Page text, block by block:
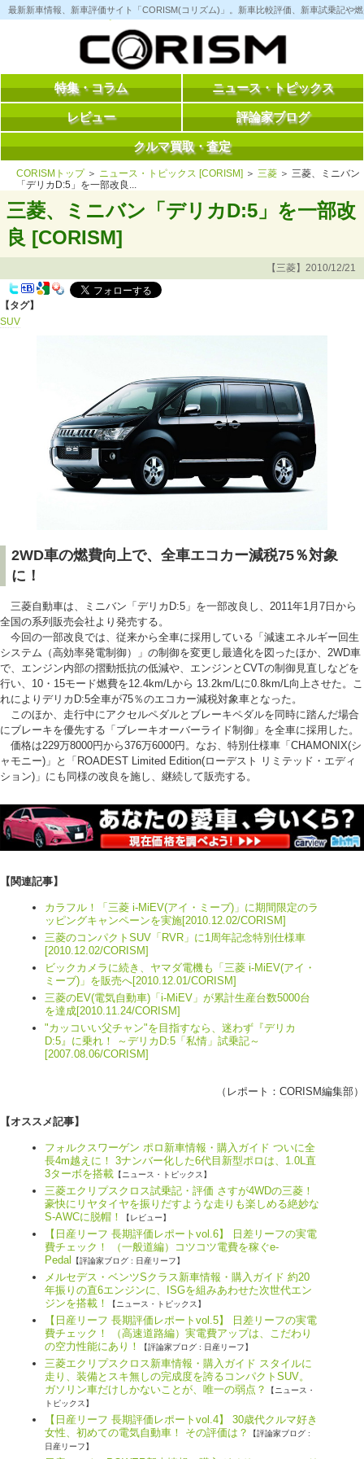
コ
ン
へ
最新新車情報、新車評価サイト「CORISM(コリズム)」。新車比較評価、新車試乗記や
特集・コラム ニュース・トピックス
レビュー 評論家ブログ
クルマ買取・査定
CORISMトップ＞ ニュース・トピックス [CORISM] ＞ 三菱 ＞ 三菱、ミニバン
「デリカD:5」を一部改良...
三菱、ミニバン「デリカD:5」を一部改
良 [CORISM]
【三菱】2010/12/21
【タグ】
SUV
2WD車の燃費向上で、全車エコカー減税75％対象
に！
三菱自動車は、ミニバン「デリカD:5」を一部改良し、2011年1月7日から
全国の系列販売会社より発売する。
今回の一部改良では、従来から全車に採用している「減速エネルギー回生
システム（高効率発電制御）」の制御を変更し最適化を図ったほか、2WD車
で、エンジン内部の摺動抵抗の低減や、エンジンとCVTの制御見直しなどを
行い、10・15モード燃費を12.4km/Lから 13.2km/Lに0.8km/L向上させた。こ
れによりデリカD:5全車が75％のエコカー減税対象車となった。
このほか、走行中にアクセルペダルとブレーキペダルを同時に踏んだ場合
にブレーキを優先する「ブレーキオーバーライド制御」を全車に採用した。
価格は229万8000円から376万6000円。なお、特別仕様車「CHAMONIX(シ
ャモニー)」と「ROADEST Limited Edition(ローデスト リミテッド・エディ
ション)」にも同様の改良を施し、継続して販売する。
【関連記事】
カラフル！「三菱 i-MiEV(アイ・ミーブ)」に期間限定のラ
ッピングキャンペーンを実施[2010.12.02/CORISM]
三菱のコンパクトSUV「RVR」に1周年記念特別仕様車
[2010.12.02/CORISM]
ビックカメラに続き、ヤマダ電機も「三菱 i-MiEV(アイ・
ミーブ)」を販売へ[2010.12.01/CORISM]
三菱のEV(電気自動車)「i-MiEV」が累計生産台数5000台
を達成[2010.11.24/CORISM]
"カッコいい父チャン"を目指すなら、迷わず『デリカ
D:5』に乗れ！ ～デリカD:5「私情」試乗記～
[2007.08.06/CORISM]
（レポート： CORISM編集部）
【オススメ記事】
フォルクスワーゲン ポロ新車情報・購入ガイド ついに全
長4m越えに！ 3ナンバー化した6代目新型ポロは、1.0L直
3ターボを搭載 【ニュース・トピックス】
三菱エクリプスクロス試乗記・評価 さすが4WDの三菱！
豪快にリヤタイヤを振りだすような走りも楽しめる絶妙な
S-AWCに脱帽！
【レビュー】
【日産リーフ 長期評価レポートvol.6】 日差リーフの実電
費チェック！ （一般道編）コツコツ電費を稼ぐe-
Pedal
【評論家ブログ : 日産リーフ】
メルセデス・ベンツSクラス新車情報・購入ガイド 約20
年振りの直6エンジンに、ISGを組みあわせた次世代エン
ジンを搭載！
【ニュース・トピックス】
【日産リーフ 長期評価レポートvol.5】 日差リーフの実電
費チェック！ （高速道路編）実電費アップは、こだわり
の空力性能にあり！
【評論家ブログ : 日産リーフ】
三菱エクリプスクロス新車情報・購入ガイド スタイルに
走り、装備とスキ無しの完成度を誇るコンパクトSUV。
ガソリン車だけしかないことが、唯一の弱点？
【ニュース・
トピックス】
【日産リーフ 長期評価レポートvol.4】 30歳代クルマ好き
女性、初めての電気自動車！ その評価は？
【評論家ブログ :
日産リーフ】